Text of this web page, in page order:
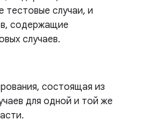
тестовые случаи, и
содержащие
случаев.
состоящая из
для одной и той же